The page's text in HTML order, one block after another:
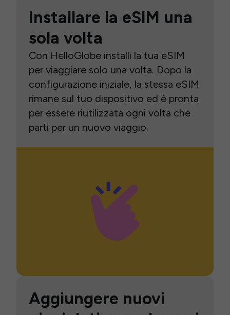
Installare la eSIM una
sola volta
Con HelloGlobe installi la tua eSIM
per viaggiare solo una volta. Dopo la
configurazione iniziale, la stessa eSIM
rimane sul tuo dispositivo ed è pronta
per essere riutilizzata ogni volta che
parti per un nuovo viaggio.
Aggiungere nuovi